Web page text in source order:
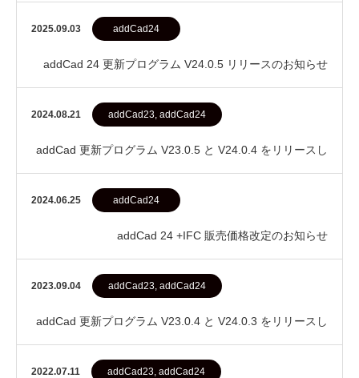
2025.09.03 addCad24
addCad 24 更新プログラム V24.0.5 リリースのお知らせ
2024.08.21 addCad23, addCad24
addCad 更新プログラム V23.0.5 と V24.0.4 をリリースし
2024.06.25 addCad24
addCad 24 +IFC 販売価格改定のお知らせ
2023.09.04 addCad23, addCad24
addCad 更新プログラム V23.0.4 と V24.0.3 をリリースし
2022.07.11 addCad23, addCad24